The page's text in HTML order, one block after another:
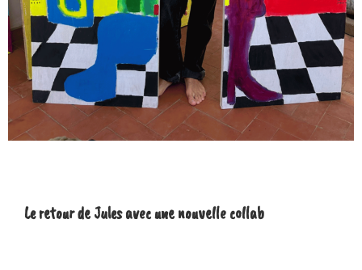
Le retour de Jules avec une nouvelle collab